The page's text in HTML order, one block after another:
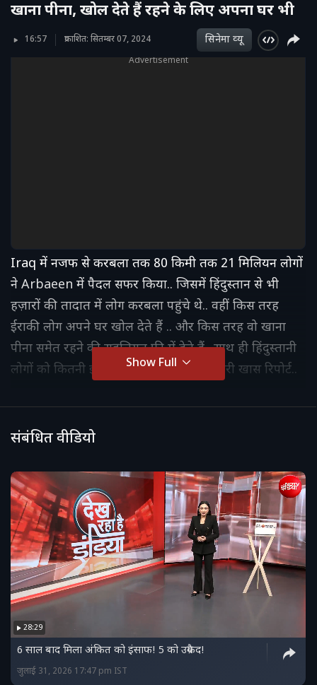
खाना पीना, खोल देते हैं रहने के लिए अपना घर भी
16:57 प्रकाशित: सितम्बर 07, 2024 सिनेमा व्‍यू
Advertisement
Iraq में नजफ से करबला तक 80 किमी तक 21 मिलियन लोगों
ने Arbaeen में पैदल सफर किया.. जिसमें हिंदुस्तान से भी
हज़ारों की तादात में लोग करबला पहुंचे थे.. वहीं किस तरह
ईराकी लोग अपने घर खोल देते हैं .. और किस तरह वो खाना
पीना समेत रहने की सहुलियत फ्री में देते हैं.. साथ ही हिंदुस्तानी
लोगों को कितनी इज़्जत मिलती है.. देखिए हमारी खास रिपोर्ट..
Show Full
संबंधित वीडियो
28:29
6 साल बाद मिला अंकित को इंसाफ! 5 को उम्रकैद!
जुलाई 31, 2026 17:47 pm IST